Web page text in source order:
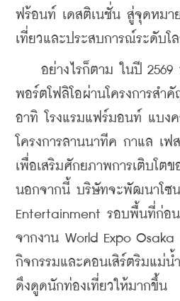
ฟร้อนท์ เดสติเนชั่น สู่จุดหมา
เที่ยวและประสบการณ์ระดับโ
อย่างไรก็ตาม ในปี 2569
พอร์ตโฟลิโอผ่านโครงการสำ
อาทิ โรงแรมแฟร์มอนท์ แบง
โครงการลานนาทีค กาแล เฟ
เพื่อเสริมศักยภาพการเติบโต
นอกจากนี้ บริษัทจะพัฒนาโซ
Entertainment รอบพื้นที่ก่อ
จากงาน World Expo Osaka
กิจกรรมและคอนเสิร์ตริมแม่น้
ดึงดูดนักท่องเที่ยวให้มากขึ้น